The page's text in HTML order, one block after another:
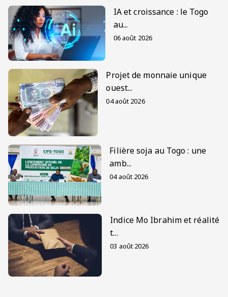
IA et croissance : le Togo
au...
06 août 2026
Projet de monnaie unique
ouest...
04 août 2026
Filière soja au Togo : une
amb...
04 août 2026
Indice Mo Ibrahim et réalité
t...
03 août 2026